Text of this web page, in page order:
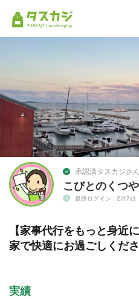
承認済タスカジさ
こびとのくつや
最終ログイン : 2月7日
【家事代行をもっと身近
家で快適にお過ごしくださ
実績